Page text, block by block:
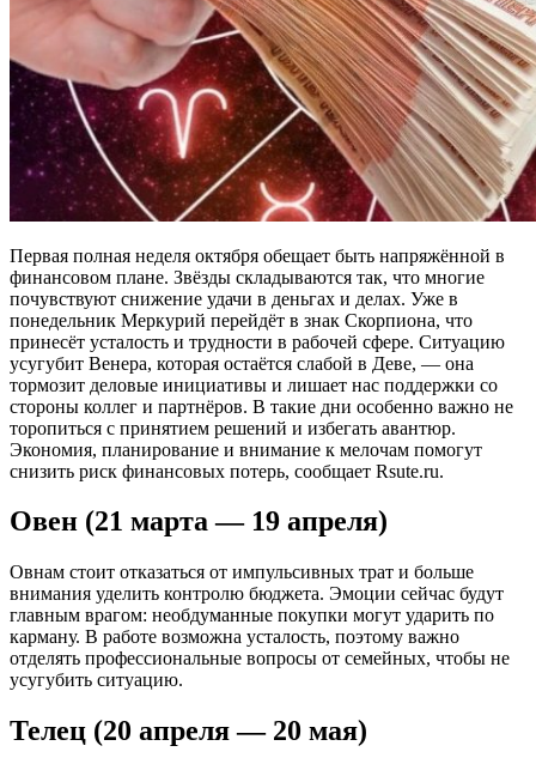
Первая полная неделя октября обещает быть напряжённой в
финансовом плане. Звёзды складываются так, что многие
почувствуют снижение удачи в деньгах и делах. Уже в
понедельник Меркурий перейдёт в знак Скорпиона, что
принесёт усталость и трудности в рабочей сфере. Ситуацию
усугубит Венера, которая остаётся слабой в Деве, — она
тормозит деловые инициативы и лишает нас поддержки со
стороны коллег и партнёров. В такие дни особенно важно не
торопиться с принятием решений и избегать авантюр.
Экономия, планирование и внимание к мелочам помогут
снизить риск финансовых потерь, сообщает Rsute.ru.
Овен (21 марта — 19 апреля)
Овнам стоит отказаться от импульсивных трат и больше
внимания уделить контролю бюджета. Эмоции сейчас будут
главным врагом: необдуманные покупки могут ударить по
карману. В работе возможна усталость, поэтому важно
отделять профессиональные вопросы от семейных, чтобы не
усугубить ситуацию.
Телец (20 апреля — 20 мая)